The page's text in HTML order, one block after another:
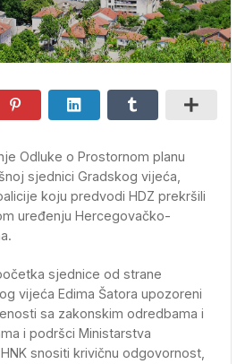
Odluke o Prostornom planu
sjednici Gradskog vijeća,
koju predvodi HDZ prekršili
uređenju Hercegovačko-
sjednice od strane
vijeća Edima Šatora upozoreni
sa zakonskim odredbama i
i podršci Ministarstva
snositi krivičnu odgovornost,